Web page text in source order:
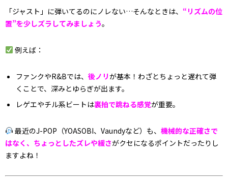
「ジャスト」に弾いてるのにノレない…そんなときは、 “リズムの位
置”を少しズラしてみましょう。
例えば：
ファンクやR&Bでは、 後ノリが基本！わざとちょっと遅れて弾
くことで、深みとゆらぎが出ます。
レゲエやチル系ビートは裏拍で跳ねる感覚が重要。
最近のJ-POP（YOASOBI、Vaundyなど）も、 機械的な正確さで
はなく、ちょっとしたズレや緩さがクセになるポイントだったりし
ますよね！